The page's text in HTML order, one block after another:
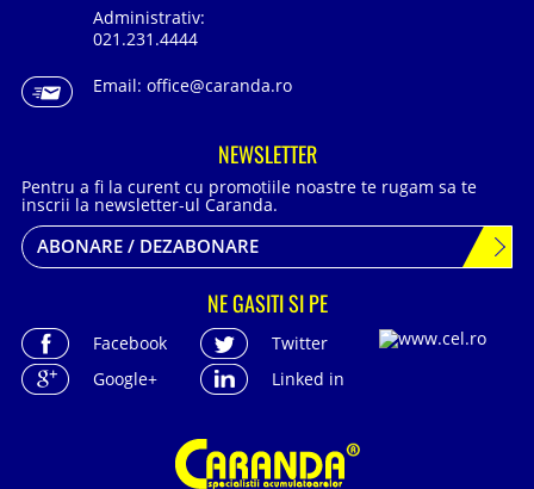
Administrativ:
021.231.4444
Email: office@caranda.ro
NEWSLETTER
Pentru a fi la curent cu promotiile noastre te rugam sa te
inscrii la newsletter-ul Caranda.
ABONARE / DEZABONARE
NE GASITI SI PE
Facebook
Twitter
Google+
Linked in